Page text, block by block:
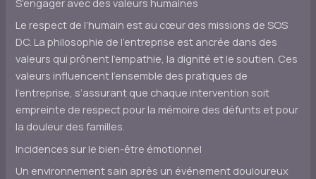
Le respect de l’humain est au cœur des missions de SOS
DC. La philosophie de l’entreprise est ancrée dans des
valeurs qui prônent l’empathie, la dignité et le soutien. Ces
valeurs influencent l’ensemble des pratiques de
l’entreprise, s’assurant que chaque intervention soit
empreinte de respect pour la mémoire des défunts et pour
la douleur des familles.
Incidences sur le bien-être émotionnel
Un environnement sain après un événement douloureux